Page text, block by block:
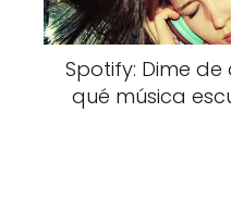
Spotify: Dime
qué música